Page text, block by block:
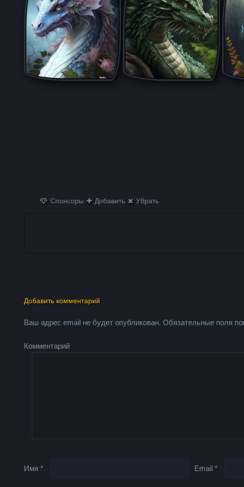
Спонсоры Добавить Убрать
Добавить комментарий
Ваш адрес email не будет опубликован. Обязательные поля
Комментарий
Имя* Email*